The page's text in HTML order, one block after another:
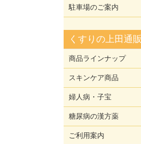
駐車場のご案内
くすりの上田通販
商品ラインナップ
スキンケア商品
婦人病・子宝
糖尿病の漢方薬
ご利用案内